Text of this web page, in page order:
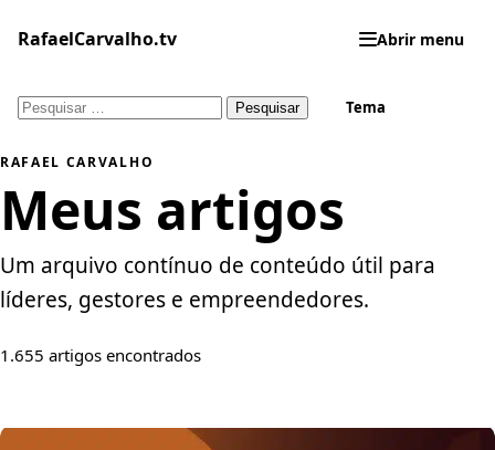
paraRafaelCarvalho.tv Abrir menu
Pesquisar
Feed RSS
Tema
RAFAEL CARVALHO
Meus artigos
Um arquivo contínuo de conteúdo útil para
líderes, gestores e empreendedores.
1.655 artigos encontrados